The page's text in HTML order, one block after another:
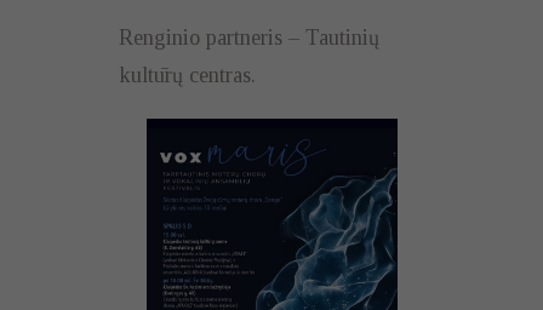
Renginio partneris – Tautinių
kultūrų centras.